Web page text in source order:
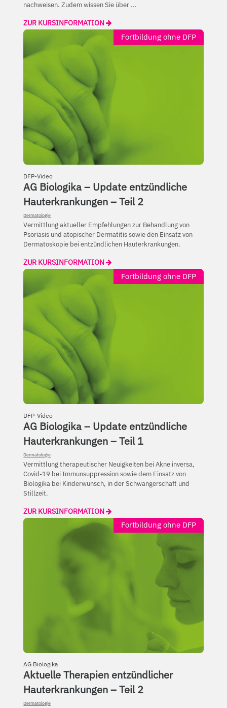
nachweisen. Zudem wissen Sie über ...
ZUR KURSINFORMATION
Fortbildung ohne DFP
DFP-Video
AG Biologika – Update entzündliche
Hauterkrankungen – Teil 2
Dermatologie
Vermittlung aktueller Empfehlungen zur Behandlung von
Psoriasis und atopischer Dermatitis sowie den Einsatz von
Dermatoskopie bei entzündlichen Hauterkrankungen.
ZUR KURSINFORMATION
Fortbildung ohne DFP
DFP-Video
AG Biologika – Update entzündliche
Hauterkrankungen – Teil 1
Dermatologie
Vermittlung therapeutischer Neuigkeiten bei Akne inversa,
Covid-19 bei Immunsuppression sowie dem Einsatz von
Biologika bei Kinderwunsch, in der Schwangerschaft und
Stillzeit.
ZUR KURSINFORMATION
Fortbildung ohne DFP
AG Biologika
Aktuelle Therapien entzündlicher
Hauterkrankungen – Teil 2
Dermatologie